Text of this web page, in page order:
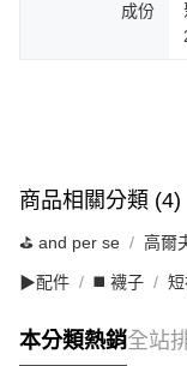
成份
商品相關分類 (4)
⛳️ and per se 高爾
▶配件 ◼️ 襪子
本分類熱銷全站